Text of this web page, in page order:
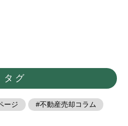
タグ
ージ
不動産売却コラム